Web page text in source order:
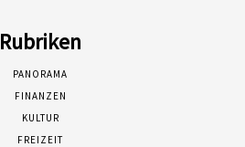
Rubriken
PANORAMA
FINANZEN
KULTUR
FREIZEIT